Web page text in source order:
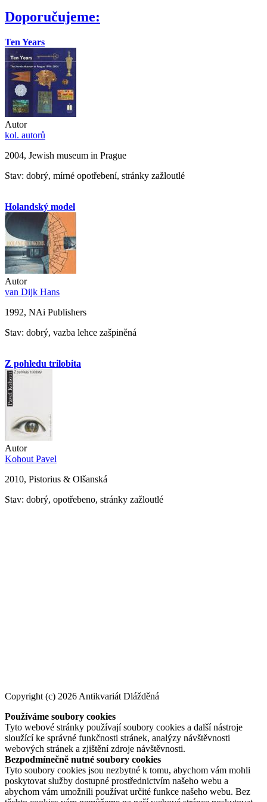
Doporučujeme:
Ten Years
Autor
kol. autorů
2004, Jewish museum in Prague
Stav: dobrý, mírné opotřebení, stránky zažloutlé
Holandský model
Autor
van Dijk Hans
1992, NAi Publishers
Stav: dobrý, vazba lehce zašpiněná
Z pohledu trilobita
Autor
Kohout Pavel
2010, Pistorius & Olšanská
Stav: dobrý, opotřebeno, stránky zažloutlé
Copyright (c) 2026 Antikvariát Dlážděná
Používáme soubory cookies
Tyto webové stránky používají soubory cookies a další nástroje
sloužící ke správné funkčnosti stránek, analýzy návštěvnosti
webových stránek a zjištění zdroje návštěvnosti.
Bezpodmínečně nutné soubory cookies
Tyto soubory cookies jsou nezbytné k tomu, abychom vám mohli
poskytovat služby dostupné prostřednictvím našeho webu a
abychom vám umožnili používat určité funkce našeho webu. Bez